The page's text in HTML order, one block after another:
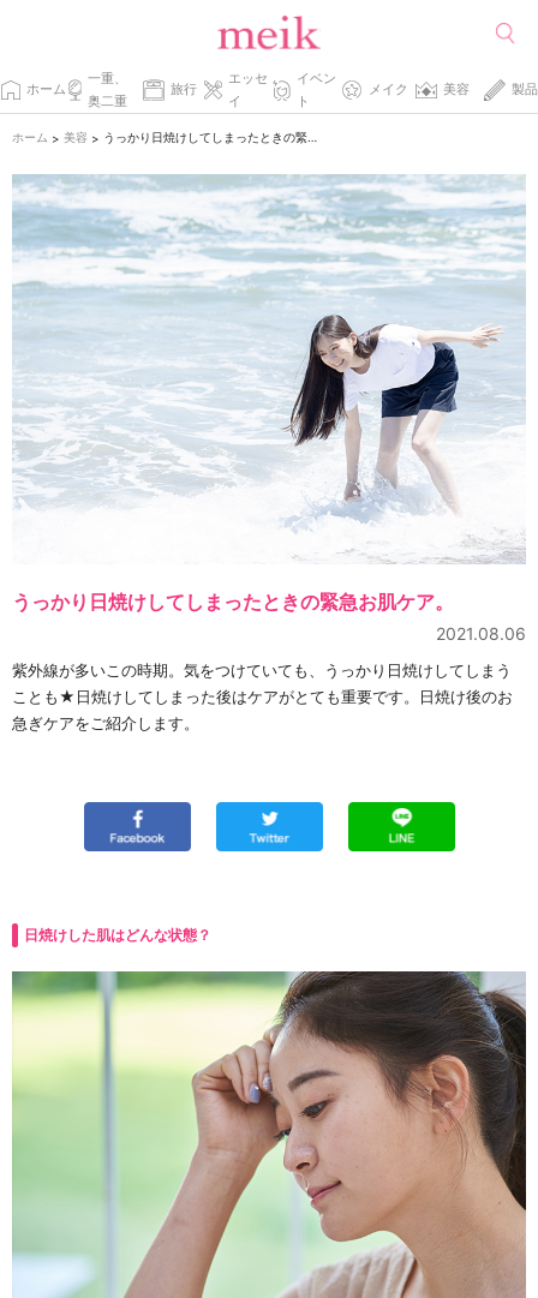
ホーム
一重、
奥二重
旅行
エッセ
イ
イベン
ト
メイク 美容 製品
ホーム > 美容 > うっかり日焼けしてしまったときの緊急お肌ケア。
うっかり日焼けしてしまったときの緊急お肌ケア。
2021.08.06
紫外線が多いこの時期。気をつけていても、うっかり日焼けしてしまう
ことも★日焼けしてしまった後はケアがとても重要です。日焼け後のお
急ぎケアをご紹介します。
日焼けした肌はどんな状態？